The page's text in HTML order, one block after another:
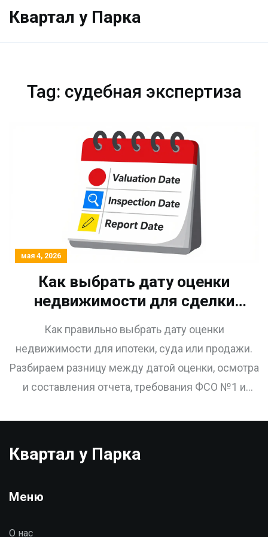
Квартал у Парка
Tag: судебная экспертиза
мая 4, 2026
Как выбрать дату оценки
недвижимости для сделки
или суда: полное руководство
Как правильно выбрать дату оценки
недвижимости для ипотеки, суда или продажи.
Разбираем разницу между датой оценки, осмотра
и составления отчета, требования ФСО №1 и
Квартал у Парка
Меню
О нас